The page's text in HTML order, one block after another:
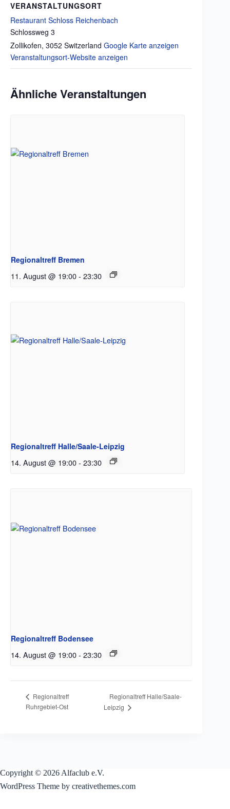
VERANSTALTUNGSORT
Restaurant Schloss Reichenbach
Schlossweg 3
Zollikofen, 3052 Switzerland Google Karte anzeigen
Veranstaltungsort-Website anzeigen
Ähnliche Veranstaltungen
Regionaltreff Bremen
11. August @ 19:00- 23:30
Regionaltreff Halle/Saale-Leipzig
14. August @ 19:00- 23:30
Regionaltreff Bodensee
14. August @ 19:00- 23:30
Regionaltreff
Ruhrgebiet-Ost
Regionaltreff Halle/Saale-
Leipzig
Copyright © 2026 Alfaclub e.V.
WordPress Theme by creativethemes.com